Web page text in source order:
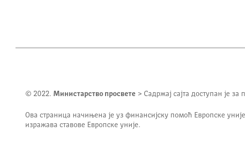
© 2022. Министарство просвете > Садржај сајта доступан је за
Ова страница начињена је уз финансијску помоћ Европске
изражава ставове Европске уније.